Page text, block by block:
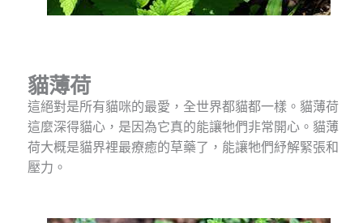
貓薄荷
這絕對是所有貓咪的最愛，全世界都貓都一樣。貓薄荷
這麼深得貓心，是因為它真的能讓牠們非常開心。貓薄
荷大概是貓界裡最療癒的草藥了，能讓牠們紓解緊張和
壓力。